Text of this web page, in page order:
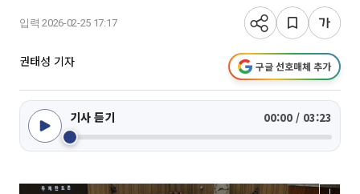
입력 2026-02-25 17:17
권태성 기자 구글 선호매체 추가
기사 듣기 00:00 / 03:23